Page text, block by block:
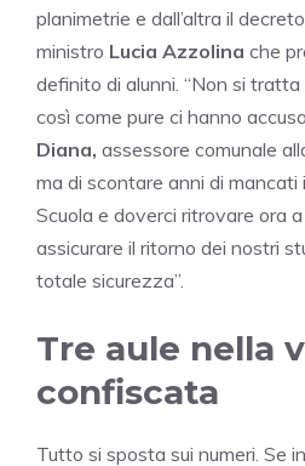
planimetrie e dall’altra il
ministro Lucia Azzolina che
definito di alunni. “Non si
così come pure ci hanno
Diana, assessore comunale
ma di scontare anni di
Scuola e doverci ritrovare ora
assicurare il ritorno dei nostri
totale sicurezza”.
Tre aule nella
confiscata
Tutto si sposta sui numeri. Se